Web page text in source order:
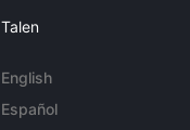
Talen
English
Español